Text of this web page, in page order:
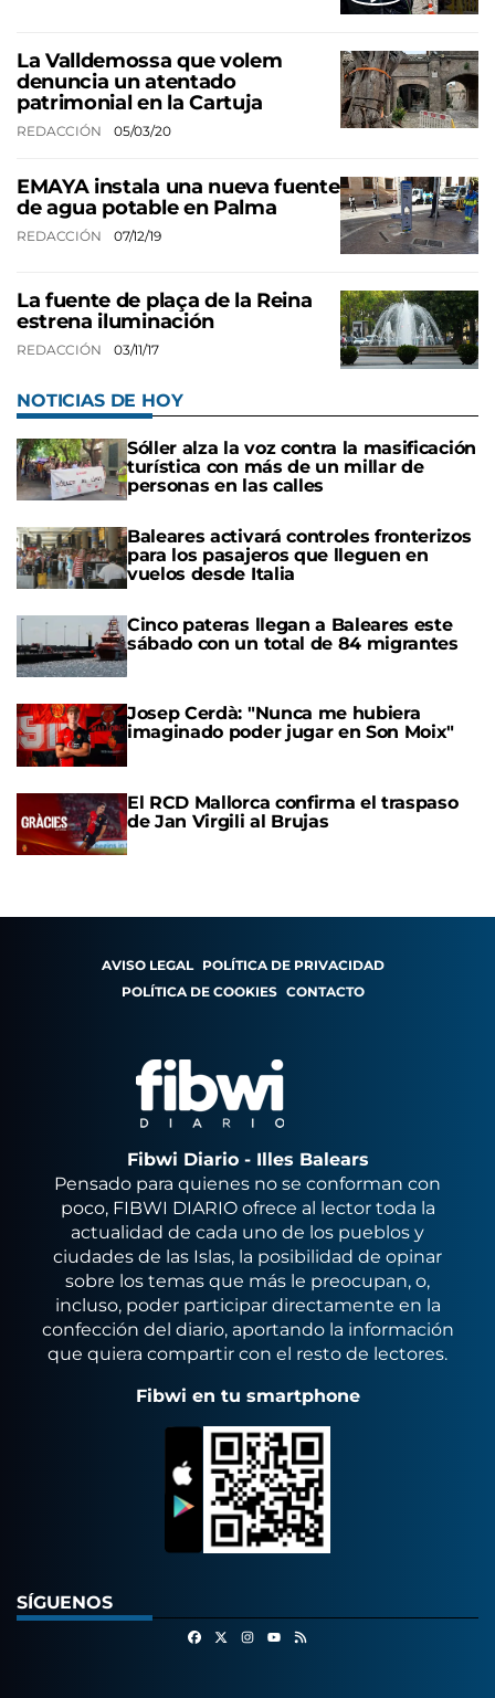
La Valldemossa que volem
denuncia un atentado
patrimonial en la Cartuja
REDACCIÓN 05/03/20
EMAYA instala una nueva fuente
de agua potable en Palma
REDACCIÓN 07/12/19
La fuente de plaça de la Reina
estrena iluminación
REDACCIÓN 03/11/17
NOTICIAS DE HOY
Sóller alza la voz contra la masificación
turística con más de un millar de
personas en las calles
Baleares activará controles fronterizos
para los pasajeros que lleguen en
vuelos desde Italia
Cinco pateras llegan a Baleares este
sábado con un total de 84 migrantes
Josep Cerdà: "Nunca me hubiera
imaginado poder jugar en Son Moix"
El RCD Mallorca confirma el traspaso
de Jan Virgili al Brujas
AVISO LEGAL POLÍTICA DE PRIVACIDAD
POLÍTICA DE COOKIES CONTACTO
Fibwi Diario - Illes Balears
Pensado para quienes no se conforman con
poco, FIBWI DIARIO ofrece al lector toda la
actualidad de cada uno de los pueblos y
ciudades de las Islas, la posibilidad de opinar
sobre los temas que más le preocupan, o,
incluso, poder participar directamente en la
confección del diario, aportando la información
que quiera compartir con el resto de lectores.
Fibwi en tu smartphone
SÍGUENOS
FacebookInstagram